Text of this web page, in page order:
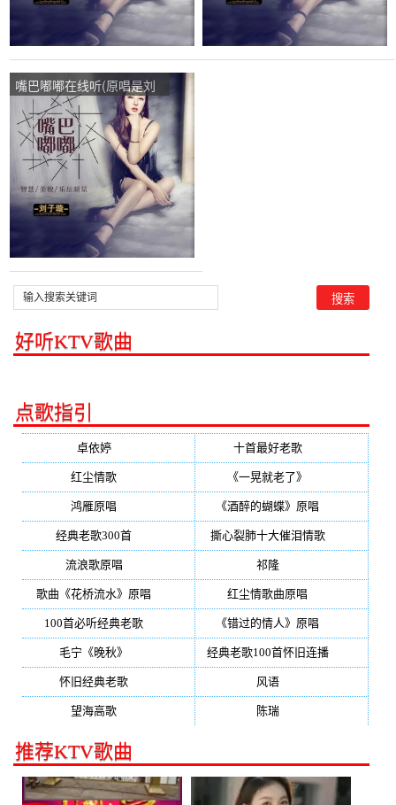
嘴巴嘟嘟在线听(原唱是刘
子璇)，春花演唱点播:379
次
好听KTV歌曲
点歌指引
卓依婷(350) 十首最好老歌(300)
红尘情歌 《一晃就老了》
鸿雁原唱 《酒醉的蝴蝶》原唱
经典老歌300首 撕心裂肺十大催泪情歌(195)
流浪歌原唱 祁隆(188)
歌曲《花桥流水》原唱 红尘情歌曲原唱
100首必听经典老歌 《错过的情人》原唱
毛宁《晚秋》 经典老歌100首怀旧连播(134)
怀旧经典老歌 风语(132)
望海高歌 陈瑞(128)
推荐KTV歌曲